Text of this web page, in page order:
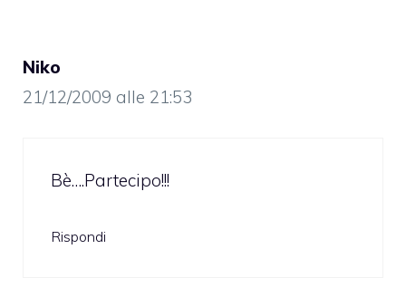
Niko
21/12/2009 alle 21:53
Bè….Partecipo!!!
Rispondi